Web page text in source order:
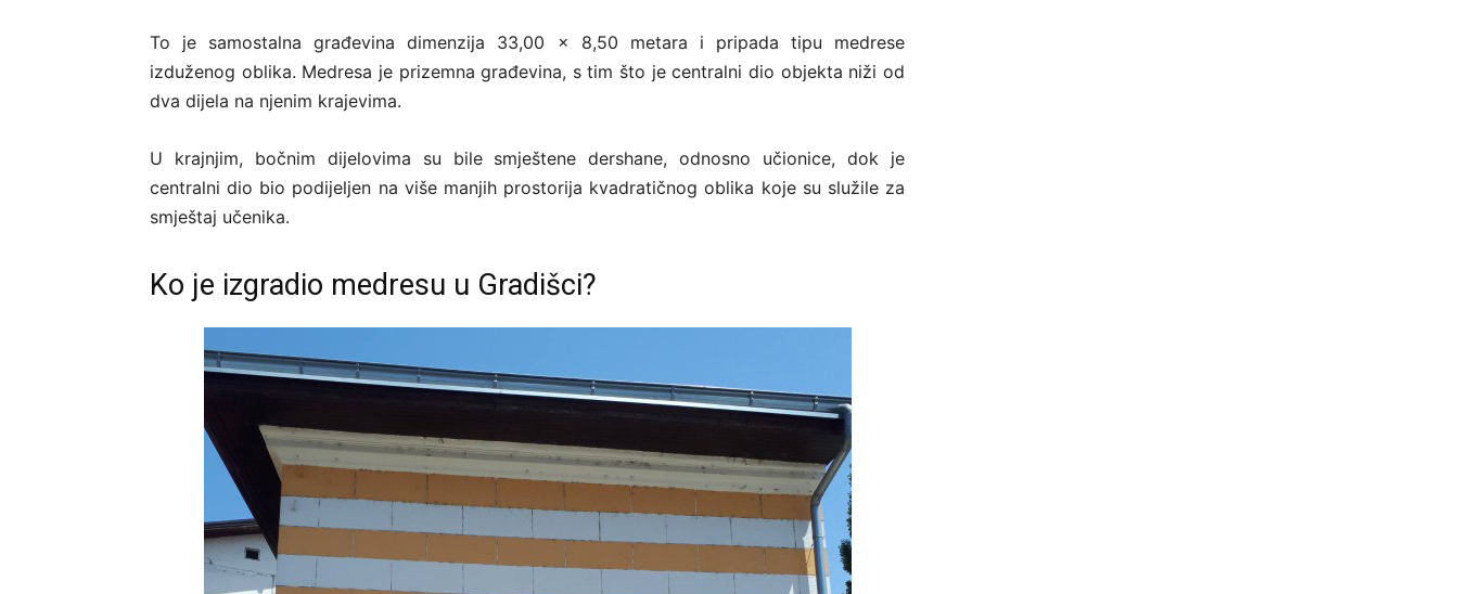
To je samostalna građevina dimenzija 33,00 x 8,50 metara i pripada tipu medrese
izduženog oblika. Medresa je prizemna građevina, s tim što je centralni dio objekta niži od
dva dijela na njenim krajevima.
U krajnjim, bočnim dijelovima su bile smještene dershane, odnosno učionice, dok je
centralni dio bio podijeljen na više manjih prostorija kvadratičnog oblika koje su služile za
smještaj učenika.
Ko je izgradio medresu u Gradišci?